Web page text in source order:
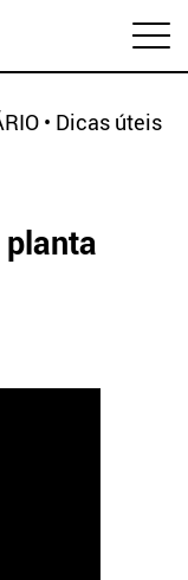
• Dicas úteis